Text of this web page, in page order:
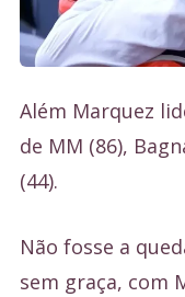
Além Marquez
de MM (86),
(44).
Não fosse a
sem graça, com